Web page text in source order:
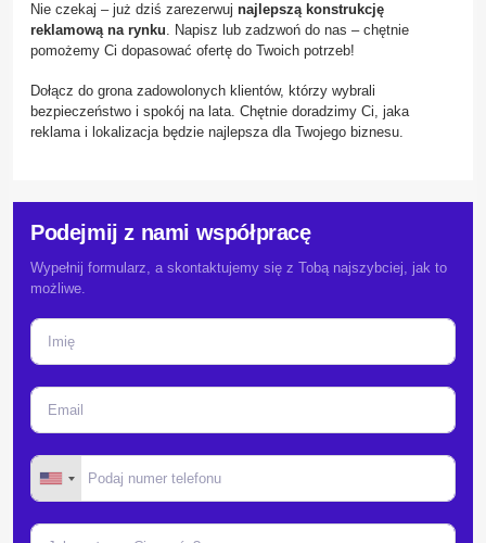
Nie czekaj – już dziś zarezerwuj najlepszą konstrukcję
reklamową na rynku. Napisz lub zadzwoń do nas – chętnie
pomożemy Ci dopasować ofertę do Twoich potrzeb!
Dołącz do grona zadowolonych klientów, którzy wybrali
bezpieczeństwo i spokój na lata. Chętnie doradzimy Ci, jaka
reklama i lokalizacja będzie najlepsza dla Twojego biznesu.
Podejmij z nami współpracę
Wypełnij formularz, a skontaktujemy się z Tobą najszybciej, jak to
możliwe.